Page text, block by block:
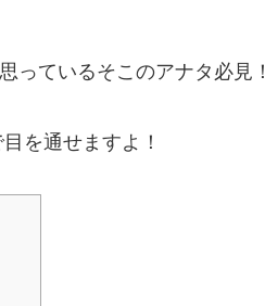
っているそこのアナタ必見！
を通せますよ！